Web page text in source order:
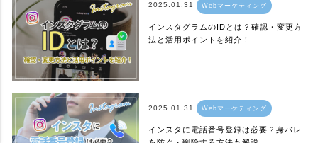
2025.01.31 Webマーケティング
インスタグラムのIDとは？確認・変更方
法と活用ポイントを紹介！
2025.01.31 Webマーケティング
インスタに電話番号登録は必要？身バレ